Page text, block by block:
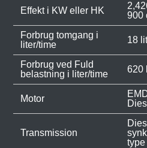
Effekt i KW eller HK
900
Forbrug tomgang i
liter/time
18
Forbrug ved Fuld
belastning i liter/time
620
Motor
Transmission